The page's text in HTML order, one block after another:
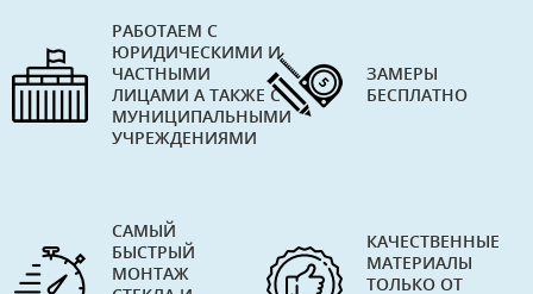
РАБОТАЕМ С
ЮРИДИЧЕСКИМИ И
ЧАСТНЫМИ
ЛИЦАМИ А ТАКЖЕ С
МУНИЦИПАЛЬНЫМИ
УЧРЕЖДЕНИЯМИ
ЗАМЕРЫ
БЕСПЛАТНО
САМЫЙ
БЫСТРЫЙ
МОНТАЖ
КАЧЕСТВЕННЫЕ
МАТЕРИАЛЫ
ТОЛЬКО ОТ